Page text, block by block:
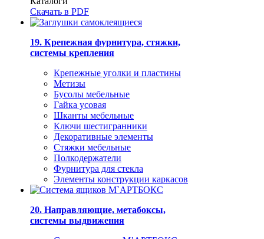
Скачать в PDF
19. Крепежная фурнитура, стяжки,
системы крепления
Крепежные уголки и пластины
Метизы
Бусолы мебельные
Гайка усовая
Шканты мебельные
Ключи шестигранники
Декоративные элементы
Стяжки мебельные
Полкодержатели
Фурнитура для стекла
Элементы конструкции каркасов
20. Направляющие, метабоксы,
системы выдвижения